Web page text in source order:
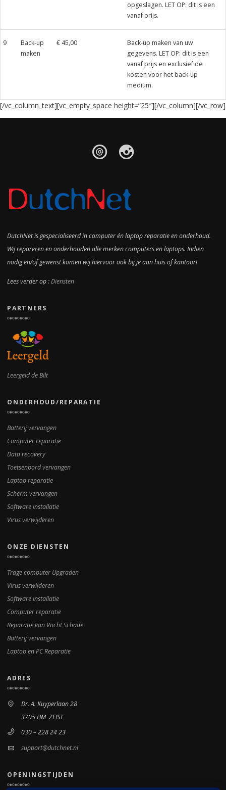
opgeslagen. LET OP: dit is een
vanaf prijs.
9
Back-up
maken
€ 45,00
Back-up maken van uw
gegevens. LET OP: dit is een
vanaf prijs en exclusief de
kosten voor het back-up
medium.
[/vc_column_text][vc_empty_space height=”25″][/vc_column][/vc_row]
DutchNet is gespecialiseerd in computer én laptop reparatie en onderhoud.
Wij repareren en onderhouden alle merken computers en laptops. Indien
nodig en/of gewenst komen wij hiervoor ook bij je aan huis of kantoor!
Lees verder op :Diensten
PARTNERS
Leergeld de Bilt
ONDERHOUD/REPARATIE
Batterij vervangen
Computer reparatie
Data recovery
Toetsenbord vervangen
Laptop reparatie
Scherm vervangen
Software installatie
Virus verwijderen
ONZE DIENSTEN
Trage computer Upgraden
Virus verwijderen
Software installatie
Computer reparatie
Reparatie van Vocht Schade
Batterij vervangen
Laptop en PC Reparatie
ADRES
Dr. A. Kuyperlaan 28
3705 HM ZEIST
030 – 228 24 23
support@dutchnet.nl
OPENINGSTIJDEN